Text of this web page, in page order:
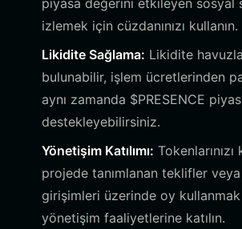
piyasa değerini etkileyen sosyal
izlemek için cüzdanınızı kullanın.
Likidite Sağlama: Likidite
bulunabilir, işlem ücretlerinden
aynı zamanda $PRESENCE
destekleyebilirsiniz.
Yönetişim Katılımı:
projede tanımlanan teklifler
girişimleri üzerinde oy
yönetişim faaliyetlerine katılın.